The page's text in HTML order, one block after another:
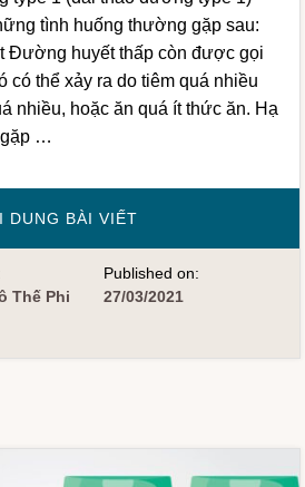
tình huống thường gặp sau:
Đường huyết thấp còn được gọi
có thể xảy ra do tiêm quá nhiều
nhiều, hoặc ăn quá ít thức ăn. Hạ
…
DUNG BÀI VIẾT
TIỂU
ĐƯỜNG
TYPE
1
Thế Phi
Published on:
27/03/2021